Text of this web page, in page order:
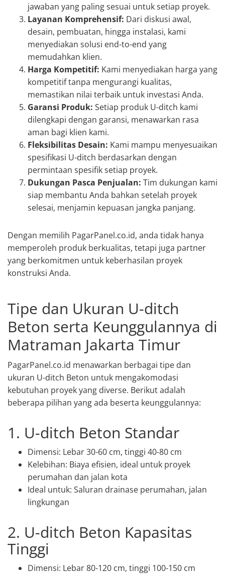
jawaban yang paling sesuai untuk setiap proyek.
Layanan Komprehensif: Dari diskusi awal,
desain, pembuatan, hingga instalasi, kami
menyediakan solusi end-to-end yang
memudahkan klien.
Harga Kompetitif: Kami menyediakan harga yang
kompetitif tanpa mengurangi kualitas,
memastikan nilai terbaik untuk investasi Anda.
Garansi Produk: Setiap produk U-ditch kami
dilengkapi dengan garansi, menawarkan rasa
aman bagi klien kami.
Fleksibilitas Desain: Kami mampu menyesuaikan
spesifikasi U-ditch berdasarkan dengan
permintaan spesifik setiap proyek.
Dukungan Pasca Penjualan: Tim dukungan kami
siap membantu Anda bahkan setelah proyek
selesai, menjamin kepuasan jangka panjang.
Dengan memilih PagarPanel.co.id, anda tidak hanya
memperoleh produk berkualitas, tetapi juga partner
yang berkomitmen untuk keberhasilan proyek
konstruksi Anda.
Tipe dan Ukuran U-ditch
Beton serta Keunggulannya di
Matraman Jakarta Timur
PagarPanel.co.id menawarkan berbagai tipe dan
ukuran U-ditch Beton untuk mengakomodasi
kebutuhan proyek yang diverse. Berikut adalah
beberapa pilihan yang ada beserta keunggulannya:
1. U-ditch Beton Standar
Dimensi: Lebar 30-60 cm, tinggi 40-80 cm
Kelebihan: Biaya efisien, ideal untuk proyek
perumahan dan jalan kota
Ideal untuk: Saluran drainase perumahan, jalan
lingkungan
2. U-ditch Beton Kapasitas
Tinggi
Dimensi: Lebar 80-120 cm, tinggi 100-150 cm